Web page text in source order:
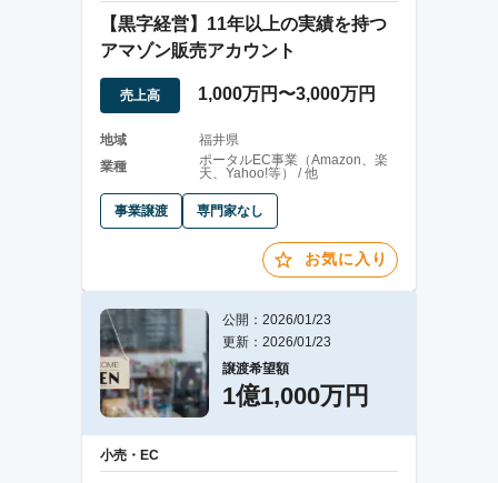
【黒字経営】11年以上の実績を持つ
アマゾン販売アカウント
売上高 1,000万円〜3,000万円
地域
福井県
業種
ポータルEC事業（Amazon、楽
天、Yahoo!等） / 他
事業譲渡 専門家なし
お気に入り
公開：2026/01/23
更新：2026/01/23
譲渡希望額
1億1,000万円
小売・EC